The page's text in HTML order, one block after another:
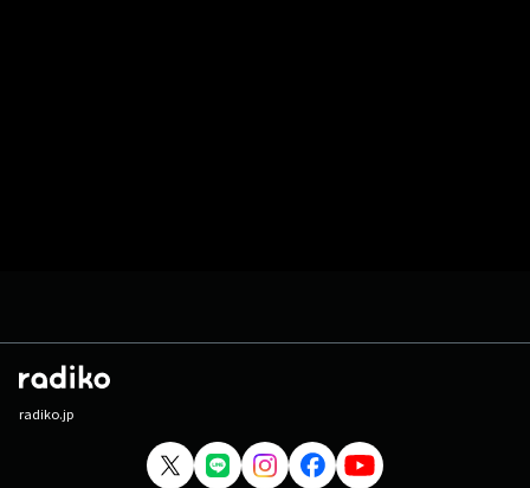
radiko.jp